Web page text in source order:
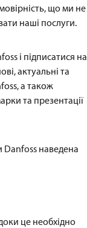
що ми не
наші послуги.
і підписатися на
актуальні та
а також
та презентації
Danfoss наведена
це необхідно